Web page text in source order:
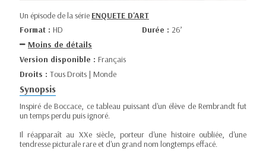
Un épisode de la série ENQUETE D'ART
Format : HD Durée : 26’
Moins de détails
Version disponible : Français
Droits : Tous Droits | Monde
Synopsis
Inspiré de Boccace, ce tableau puissant d'un élève de Rembrandt fut
un temps perdu puis ignoré.
Il réapparaît au XXe siècle, porteur d'une histoire oubliée, d'une
tendresse picturale rare et d'un grand nom longtemps effacé.